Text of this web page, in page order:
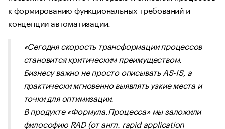
к формированию функциональных требований и
концепции автоматизации.
«Сегодня скорость трансформации процессов
становится критическим преимуществом.
Бизнесу важно не просто описывать AS-IS, а
практически мгновенно выявлять узкие места и
точки для оптимизации.
В продукте «Формула.Процесса» мы заложили
философию RAD (от англ. rapid application